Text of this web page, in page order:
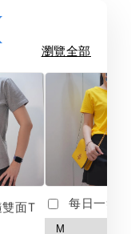
瀏覽全部
面T 每日一笑